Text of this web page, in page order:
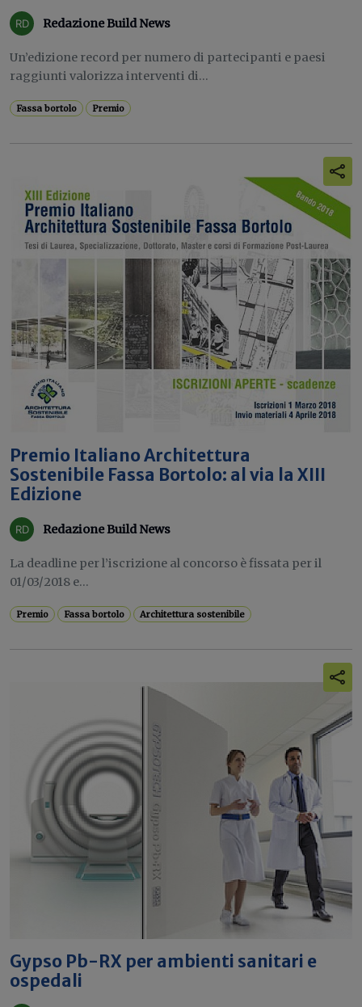
Redazione Build News
Un’edizione record per numero di partecipanti e paesi
raggiunti valorizza interventi di...
Fassa bortolo Premio
Premio Italiano Architettura
Sostenibile Fassa Bortolo: al via la XIII
Edizione
Redazione Build News
La deadline per l’iscrizione al concorso è fissata per il
01/03/2018 e...
Premio Fassa bortolo Architettura sostenibile
Gypso Pb-RX per ambienti sanitari e
ospedali